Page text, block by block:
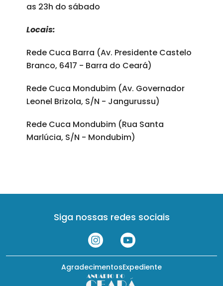
as 23h do sábado
Locais:
Rede Cuca Barra (Av. Presidente Castelo
Branco, 6417 - Barra do Ceará)
Rede Cuca Mondubim (Av. Governador
Leonel Brizola, S/N - Jangurussu)
Rede Cuca Mondubim (Rua Santa
Marlúcia, S/N - Mondubim)
Siga nossas redes sociais
Expediente
Agradecimentos